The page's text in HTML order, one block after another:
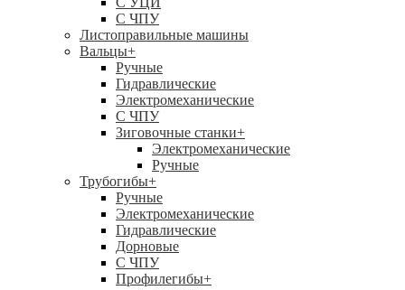
С ЧПУ
Листоправильные машины
Вальцы+
Ручные
Гидравлические
Электромеханические
С ЧПУ
Зиговочные станки+
Электромеханические
Ручные
Трубогибы+
Ручные
Электромеханические
Гидравлические
Дорновые
С ЧПУ
Профилегибы+